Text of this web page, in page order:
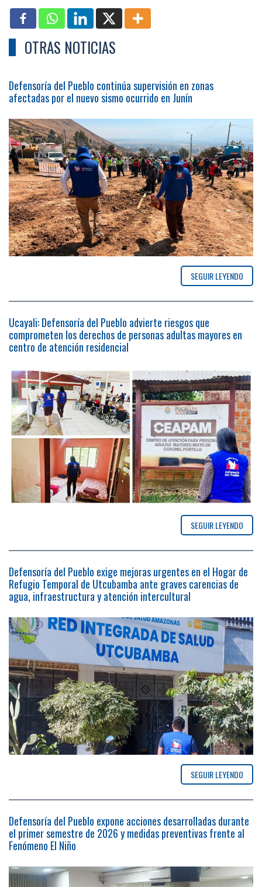
OTRAS NOTICIAS
Defensoría del Pueblo continúa supervisión en zonas
afectadas por el nuevo sismo ocurrido en Junín
SEGUIR LEYENDO
Ucayali: Defensoría del Pueblo advierte riesgos que
comprometen los derechos de personas adultas mayores en
centro de atención residencial
SEGUIR LEYENDO
Defensoría del Pueblo exige mejoras urgentes en el Hogar de
Refugio Temporal de Utcubamba ante graves carencias de
agua, infraestructura y atención intercultural
SEGUIR LEYENDO
Defensoría del Pueblo expone acciones desarrolladas durante
el primer semestre de 2026 y medidas preventivas frente al
Fenómeno El Niño